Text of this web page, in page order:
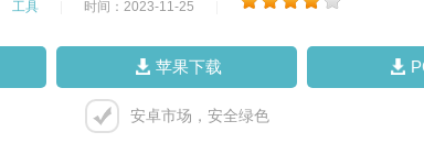
工具 时间：2023-11-25
苹果下载
安卓市场，安全绿色